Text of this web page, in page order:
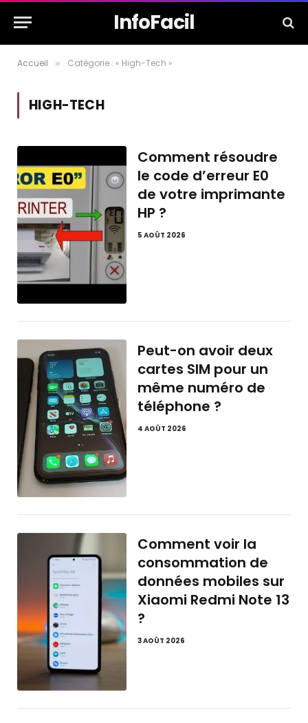
InfoFacil
Accueil » Catégorie : « High-Tech »
HIGH-TECH
Comment résoudre
le code d’erreur E0
de votre imprimante
HP ?
5 AOÛT 2026
Peut-on avoir deux
cartes SIM pour un
même numéro de
téléphone ?
4 AOÛT 2026
Comment voir la
consommation de
données mobiles sur
Xiaomi Redmi Note 13
?
3 AOÛT 2026